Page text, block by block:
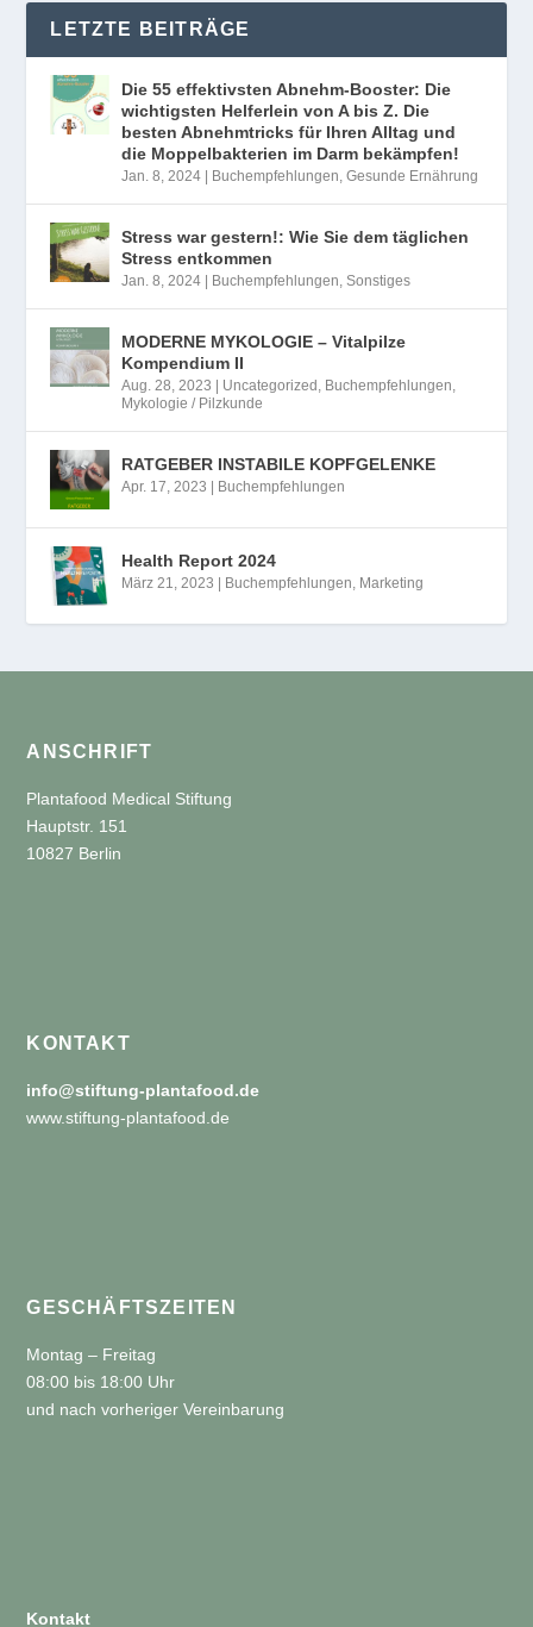
LETZTE BEITRÄGE
Die 55 effektivsten Abnehm-Booster: Die
wichtigsten Helferlein von A bis Z. Die
besten Abnehmtricks für Ihren Alltag und
die Moppelbakterien im Darm bekämpfen!
Jan. 8, 2024 | Buchempfehlungen ,Gesunde Ernährung
Stress war gestern!: Wie Sie dem täglichen
Stress entkommen
Jan. 8, 2024 | Buchempfehlungen ,Sonstiges
MODERNE MYKOLOGIE – Vitalpilze
Kompendium II
Aug. 28, 2023 | Uncategorized Buchempfehlungen
Mykologie / Pilzkunde
RATGEBER INSTABILE KOPFGELENKE
Apr. 17, 2023 | Buchempfehlungen
Health Report 2024
März 21, 2023 | Buchempfehlungen Marketing
ANSCHRIFT
Plantafood Medical Stiftung
Hauptstr. 151
10827 Berlin
KONTAKT
info@stiftung-plantafood.de
www.stiftung-plantafood.de
GESCHÄFTSZEITEN
Montag – Freitag
08:00 bis 18:00 Uhr
und nach vorheriger Vereinbarung
Kontakt